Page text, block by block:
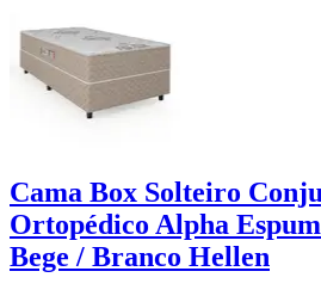
Cama Box Solteiro
Ortopédico Alpha
Bege / Branco Hellen